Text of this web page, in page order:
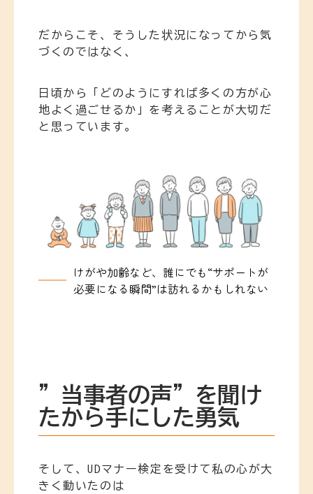
だからこそ、そうした状況になってから気
づくのではなく、
日頃から「どのようにすれば多くの方が心
地よく過ごせるか」を考えることが大切だ
と思っています。
けがや加齢など、誰にでも“サポートが
必要になる瞬間”は訪れるかもしれない
”当事者の声”を聞け
たから手にした勇気
そして、UDマナー検定を受けて私の心が大
きく動いたのは